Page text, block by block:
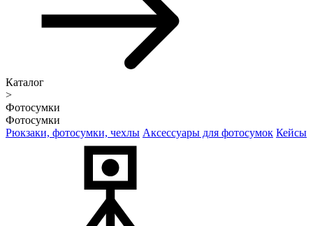
Каталог
>
Фотосумки
Фотосумки
Рюкзаки, фотосумки, чехлы Аксессуары для фотосумок Кейсы